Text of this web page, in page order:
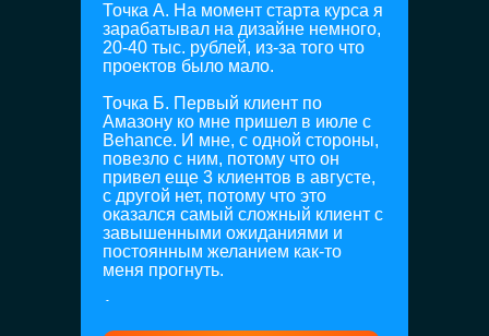
Точка А. На момент старта курса я
зарабатывал на дизайне немного,
20-40 тыс. рублей, из-за того что
проектов было мало.
Точка Б. Первый клиент по
Амазону ко мне пришел в июле с
Behance. И мне, с одной стороны,
повезло с ним, потому что он
привел еще 3 клиентов в августе,
с другой нет, потому что это
оказался самый сложный клиент с
завышенными ожиданиями и
постоянным желанием как-то
меня прогнуть.
1 проект я завершил полностью